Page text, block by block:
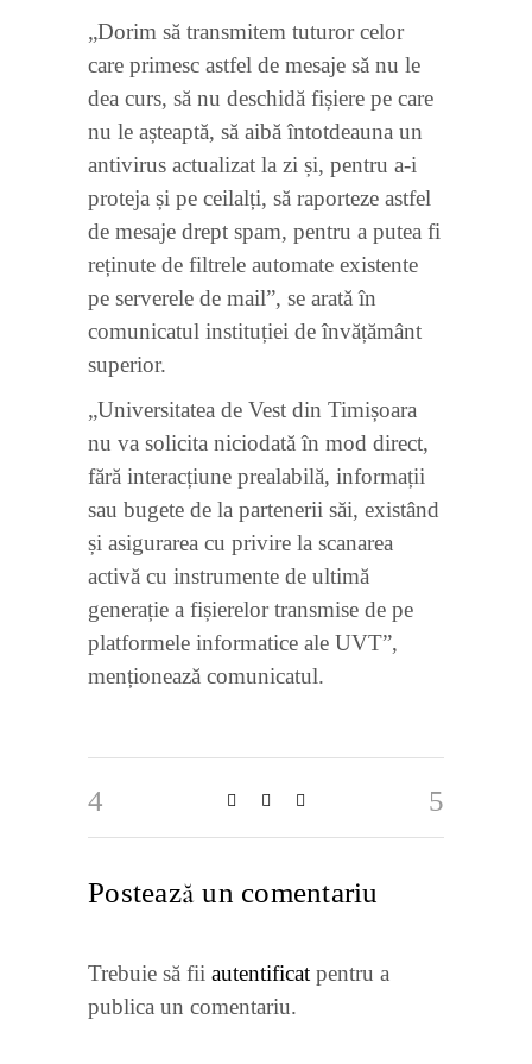
„Dorim să transmitem tuturor celor
care primesc astfel de mesaje să nu le
dea curs, să nu deschidă fișiere pe care
nu le așteaptă, să aibă întotdeauna un
antivirus actualizat la zi și, pentru a-i
proteja și pe ceilalți, să raporteze astfel
de mesaje drept spam, pentru a putea fi
reținute de filtrele automate existente
pe serverele de mail”, se arată în
comunicatul instituției de învățământ
superior.
„Universitatea de Vest din Timișoara
nu va solicita niciodată în mod direct,
fără interacțiune prealabilă, informații
sau bugete de la partenerii săi, existând
și asigurarea cu privire la scanarea
activă cu instrumente de ultimă
generație a fișierelor transmise de pe
platformele informatice ale UVT”,
menționează comunicatul.
Postează un comentariu
Trebuie să fii autentificat pentru a
publica un comentariu.